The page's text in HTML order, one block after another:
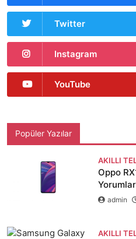
Twitter
Instagram
YouTube
Popüler Yazılar
AKILLI
Oppo
admin
AKILLI